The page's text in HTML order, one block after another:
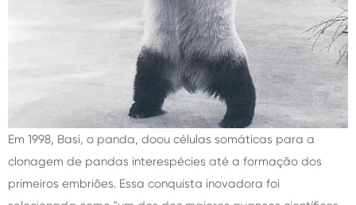
Em 1998, Basi, o panda, doou células somáticas para a
clonagem de pandas interespécies até a formação dos
primeiros embriões. Essa conquista inovadora foi